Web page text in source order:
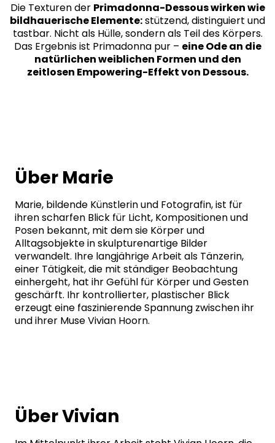
Die Texturen der Primadonna-Dessous wirken wie
bildhauerische Elemente:stützend, distinguiert und
tastbar. Nicht als Hülle, sondern als Teil des Körpers.
Das Ergebnis ist Primadonna pur – eine Ode an die
natürlichen weiblichen Formen und den
zeitlosen Empowering-Effekt von Dessous.​
Über Marie
Marie, bildende Künstlerin und Fotografin, ist für
ihren scharfen Blick für Licht, Kompositionen und
Posen bekannt, mit dem sie Körper und
Alltagsobjekte in skulpturenartige Bilder
verwandelt. Ihre langjährige Arbeit als Tänzerin,
einer Tätigkeit, die mit ständiger Beobachtung
einhergeht, hat ihr Gefühl für Körper und Gesten
geschärft. Ihr kontrollierter, plastischer Blick
erzeugt eine faszinierende Spannung zwischen ihr
und ihrer Muse Vivian Hoorn.
Über Vivian